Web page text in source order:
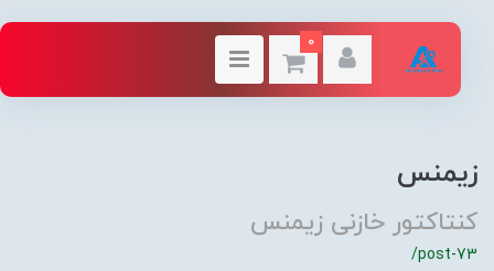
0
زیمنس
کنتاکتور خازنی زیمنس
/post-73